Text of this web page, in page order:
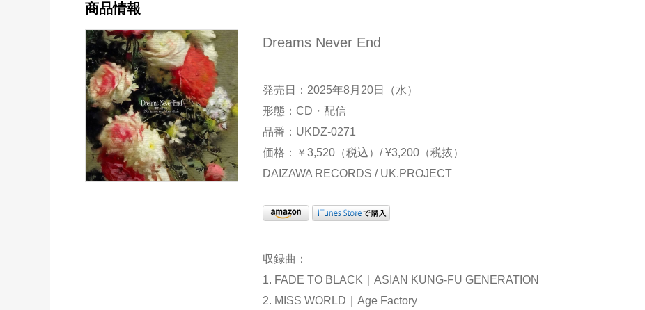
商品情報
Dreams Never End
発売日：2025年8月20日（水）
形態：CD・配信
品番：UKDZ-0271
価格：￥3,520（税込）/ ¥3,200（税抜）
DAIZAWA RECORDS / UK.PROJECT
収録曲：
1. FADE TO BLACK｜ASIAN KUNG-FU GENERATION
2. MISS WORLD｜Age Factory